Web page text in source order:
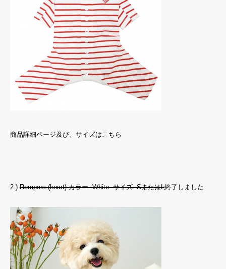
商品詳細ページ及び、サイズは こちら
2 ) Rompers (heart) カラー: White サイズ: SまたはL終了しました